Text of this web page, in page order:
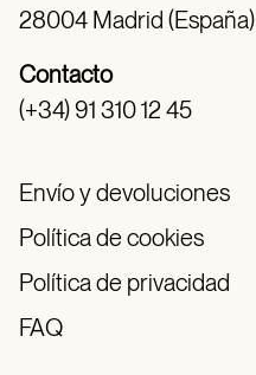
28004 Madrid (España)
Contacto
(+34) 91 310 12 45
Envío y devoluciones
Política de cookies
Política de privacidad
FAQ